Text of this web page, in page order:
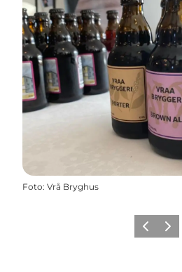
Foto: Vrå Bryghus
ZurückWeiter